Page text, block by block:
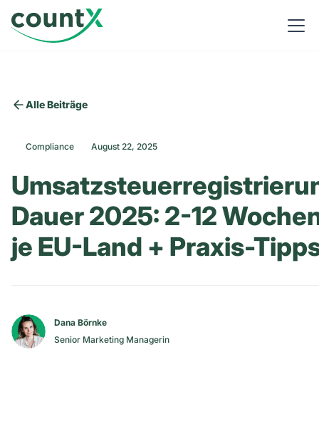
Alle Beiträge
Compliance August 22, 2025
Dauer 2025: 2-12
je EU-Land + Praxis-
Dana Börnke
Senior Marketing Managerin